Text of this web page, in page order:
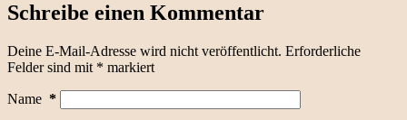
Schreibe einen Kommentar
Deine E-Mail-Adresse wird nicht veröffentlicht. Erforderliche
Felder sind mit * markiert
Name *